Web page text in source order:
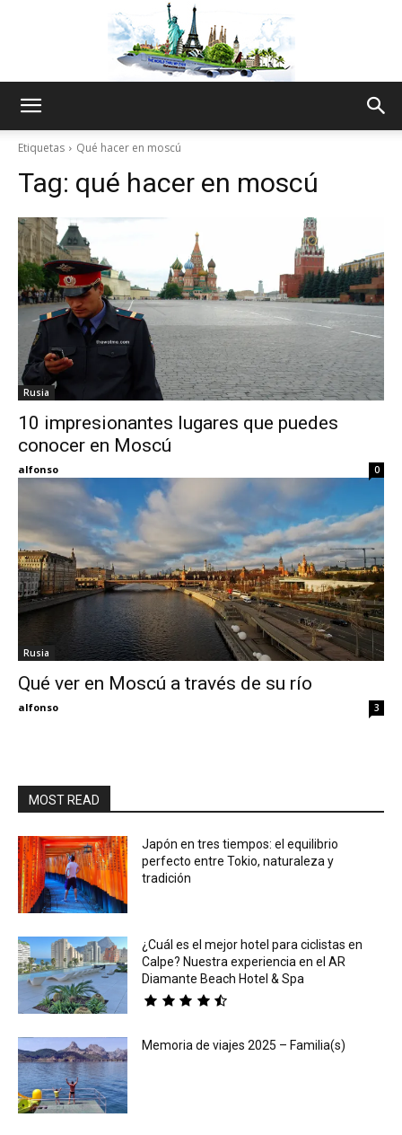
Thru
My
Etiquetas Qué hacer en moscú
Tag: qué hacer en moscú
Rusia
10 impresionantes lugares que puedes
conocer en Moscú
alfonso 0
Rusia
Qué ver en Moscú a través de su río
alfonso 3
MOST READ
Japón en tres tiempos: el equilibrio
perfecto entre Tokio, naturaleza y
tradición
¿Cuál es el mejor hotel para ciclistas en
Calpe? Nuestra experiencia en el AR
Diamante Beach Hotel & Spa
Memoria de viajes 2025 – Familia(s)